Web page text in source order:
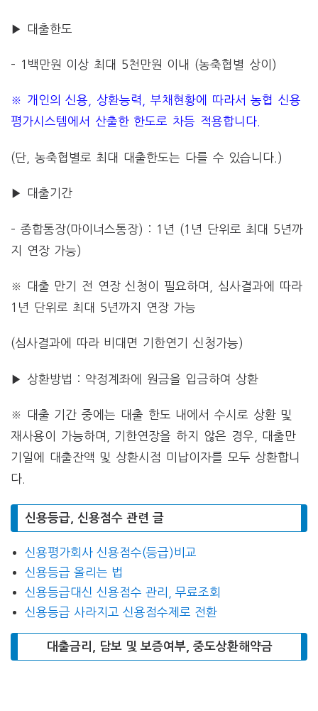
▶ 대출한도
– 1백만원 이상 최대 5천만원 이내 (농축협별 상이)
※ 개인의 신용, 상환능력, 부채현황에 따라서 농협 신용
평가시스템에서 산출한 한도로 차등 적용합니다.
(단, 농축협별로 최대 대출한도는 다를 수 있습니다.)
▶ 대출기간
– 종합통장(마이너스통장) : 1년 (1년 단위로 최대 5년까
지 연장 가능)
※ 대출 만기 전 연장 신청이 필요하며, 심사결과에 따라
1년 단위로 최대 5년까지 연장 가능
(심사결과에 따라 비대면 기한연기 신청가능)
▶ 상환방법 : 약정계좌에 원금을 입금하여 상환
※ 대출 기간 중에는 대출 한도 내에서 수시로 상환 및
재사용이 가능하며, 기한연장을 하지 않은 경우, 대출만
기일에 대출잔액 및 상환시점 미납이자를 모두 상환합니
다.
신용등급, 신용점수 관련 글
신용평가회사 신용점수(등급)비교
신용등급 올리는 법
신용등급대신 신용점수 관리, 무료조회
신용등급 사라지고 신용점수제로 전환
대출금리, 담보 및 보증여부, 중도상환해약금